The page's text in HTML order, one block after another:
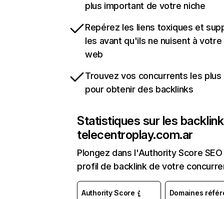
plus important de votre niche
Repérez les liens toxiques et
les avant qu'ils ne nuisent à
web
Trouvez vos concurrents les
pour obtenir des backlinks
Statistiques sur les
telecentroplay.com.ar
Plongez dans l'Authority Score
profil de backlink de votre
Authority Score Domaines